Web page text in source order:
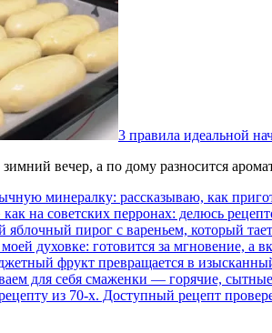
3 правила идеальной
зимний вечер, а по дому разносится
минералку: рассказываю, как
на советских перронах: делюсь
яблочный пирог с вареньем, который
духовке: готовится за мгновение, а
фрукт превращается в
для себя смаженки — горячие,
из 70-х. Доступный рецепт